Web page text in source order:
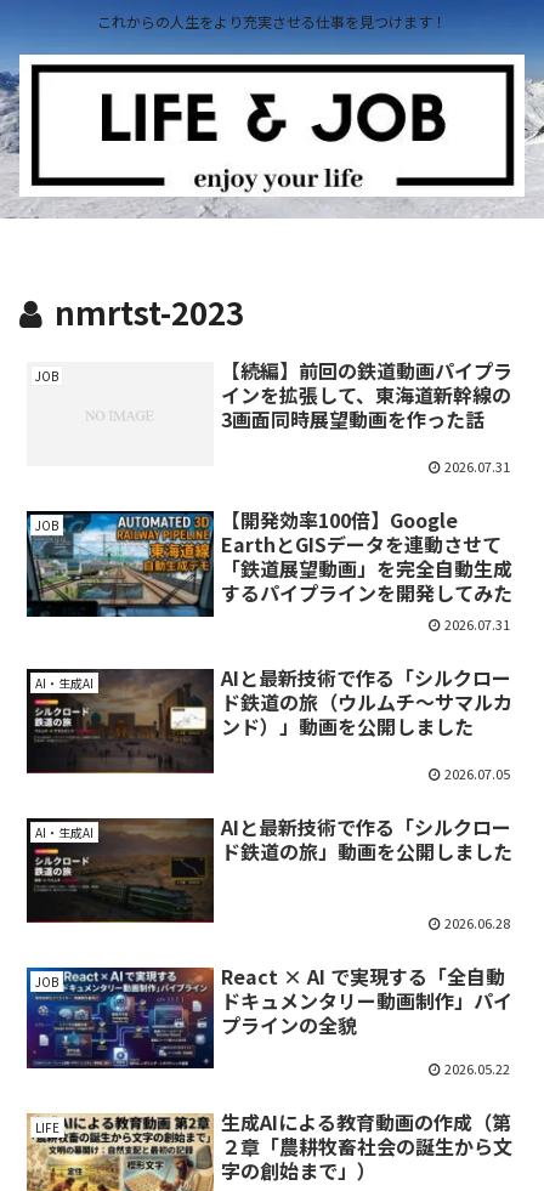
これからの人生をより充実させる仕事を見つけます！
nmrtst-2023
JOB
【続編】前回の鉄道動画パイプラ
インを拡張して、東海道新幹線の
3画面同時展望動画を作った話
2026.07.31
JOB
【開発効率100倍】Google
EarthとGISデータを連動させて
「鉄道展望動画」を完全自動生成
するパイプラインを開発してみた
2026.07.31
AI・生成AI
AIと最新技術で作る「シルクロー
ド鉄道の旅（ウルムチ〜サマルカ
ンド）」動画を公開しました
2026.07.05
AI・生成AI
AIと最新技術で作る「シルクロー
ド鉄道の旅」動画を公開しました
2026.06.28
JOB
React × AI で実現する「全自動
ドキュメンタリー動画制作」パイ
プラインの全貌
2026.05.22
LIFE
生成AIによる教育動画の作成（第
２章「農耕牧畜社会の誕生から文
字の創始まで」）